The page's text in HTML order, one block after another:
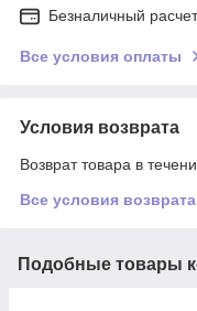
Безналичный расчет
Все условия оплаты
Условия возврата
Возврат товара в
Все условия возврата
Подобные товары